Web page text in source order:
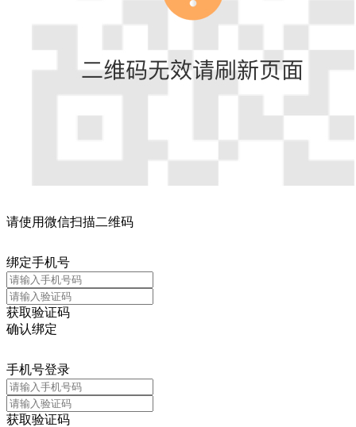
请使用微信扫描二维码
绑定手机号
获取验证码
确认绑定
手机号登录
获取验证码